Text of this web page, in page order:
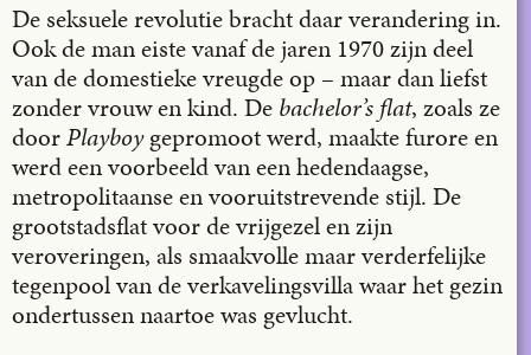
De seksuele revolutie bracht daar verandering in.
Ook de man eiste vanaf de jaren 1970 zijn deel
van de domestieke vreugde op – maar dan liefst
zonder vrouw en kind. De bachelor’s flat, zoals ze
doorPlayboygepromoot werd, maakte furore en
werd een voorbeeld van een hedendaagse,
metropolitaanse en vooruitstrevende stijl. De
grootstadsflat voor de vrijgezel en zijn
veroveringen, als smaakvolle maar verderfelijke
tegenpool van de verkavelingsvilla waar het gezin
ondertussen naartoe was gevlucht.